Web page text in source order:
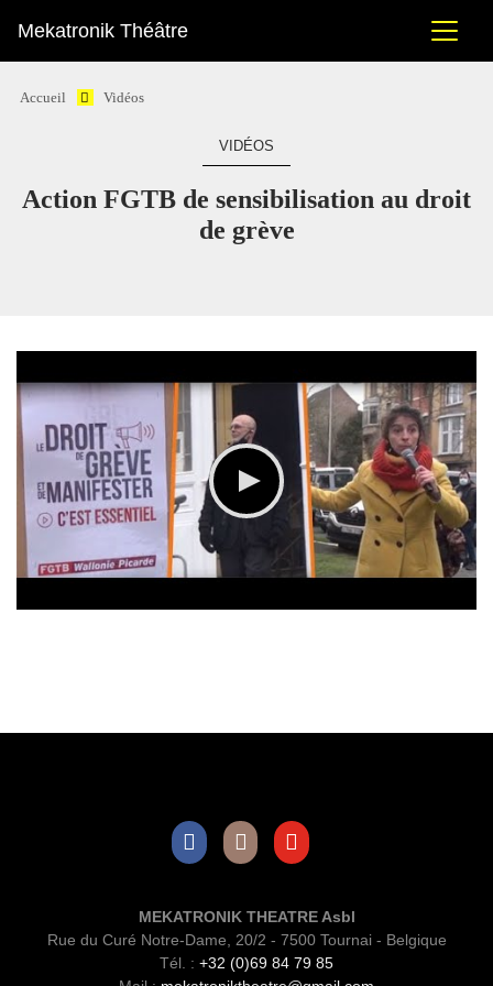
Mekatronik Théâtre
Accueil Vidéos
VIDÉOS
Action FGTB de sensibilisation au droit
de grève
MEKATRONIK THEATRE Asbl
Rue du Curé Notre-Dame, 20/2 - 7500 Tournai - Belgique
Tél. : +32 (0)69 84 79 85